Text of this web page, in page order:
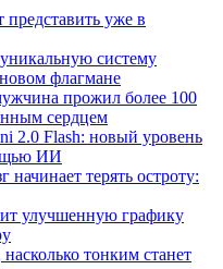
уже в
систему
флагмане
прожил более 100
сердцем
2.0 Flash: новый уровень
ИИ
начинает терять остроту:
улучшенную графику
тонким станет